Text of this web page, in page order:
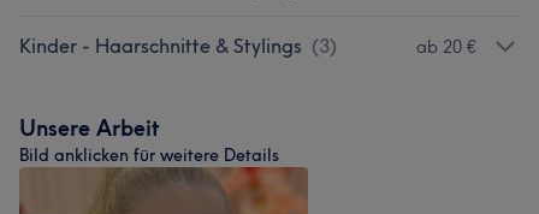
Kinder - Haarschnitte & Stylings (3) ab 20 €
Unsere Arbeit
Bild anklicken für weitere Details